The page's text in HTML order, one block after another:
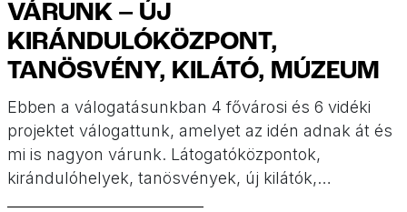
VÁRUNK – ÚJ
KIRÁNDULÓKÖZPONT,
TANÖSVÉNY, KILÁTÓ, MÚZEUM
Ebben a válogatásunkban 4 fővárosi és 6 vidéki
projektet válogattunk, amelyet az idén adnak át és
mi is nagyon várunk. Látogatóközpontok,
kirándulóhelyek, tanösvények, új kilátók,